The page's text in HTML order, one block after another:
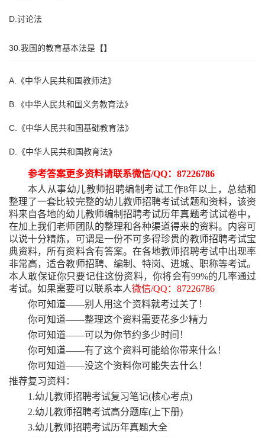
D.讨论法
30.我国的教育基本法是【】
A.《中华人民共和国教师法》
B.《中华人民共和国义务教育法》
C.《中华人民共和国基础教育法》
D.《中华人民共和国教育法》
参考答案更多资料请联系微信/QQ：87226786
本人从事幼儿教师招聘编制考试工作8年以上，总结和
整理了一套比较完整的幼儿教师招聘考试试题和资料，该资
料来自各地的幼儿教师编制招聘考试历年真题考试试卷中，
在加上我们老师团队的整理和各种渠道得来的资料。内容可
以说十分精炼，可谓是一份不可多得珍贵的教师招聘考试宝
典资料，所有资料含有答案。在各地教师招聘考试中出现率
非常高，适合教师招聘、编制、特岗、进城、职称等考试。
本人敢保证你只要记住这份资料，你将会有99%的几率通过
考试。如果需要可以联系本人微信/QQ：87226786
你可知道——别人用这个资料就考过关了！
你可知道——整理这个资料需要花多少精力
你可知道——可以为你节约多少时间！
你可知道——有了这个资料可能给你带来什么！
你可知道——没这个资料你可能失去什么！
推荐复习资料：
1.幼儿教师招聘考试复习笔记(核心考点)
2.幼儿教师招聘考试高分题库(上下册)
3.幼儿教师招聘考试历年真题大全